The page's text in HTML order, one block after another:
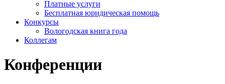
Платные услуги
Бесплатная юридическая помощь
Конкурсы
Вологодская книга года
Коллегам
Конференции